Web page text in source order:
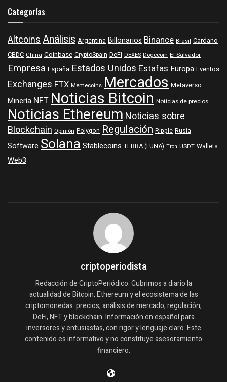
Categorías
Altcoins Análisis Argentina Billonarios Binance Brasil Cardano
CBDC China Coinbase CryptoSpain DeFi DEXES Dogecoin El Salvador
Empresa España Estados Unidos Estafas Europa Eventos
Exchanges FTX Memecoins Mercados Metaverso
Minería NFTNoticias Bitcoin Noticias de precios
Noticias EthereumNoticias sobre
Blockchain Opinión Polygon Regulación Ripple Rusia
Software Solana Stablecoins TERRA (LUNA) Tron USDT Wallets
Web3
criptoperiodista
Redacción de CriptoPeriódico. Cubrimos a diario la
actualidad de Bitcoin, Ethereum y el ecosistema de las
criptomonedas: precios, análisis de mercado, regulación,
DeFi, NFT y blockchain. Información en español para
inversores y entusiastas, con rigor y lenguaje claro. Este
contenido es informativo y no constituye asesoramiento
financiero.